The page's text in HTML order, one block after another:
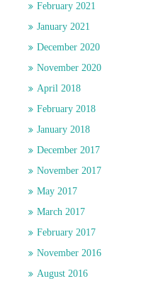
February 2021
January 2021
December 2020
November 2020
April 2018
February 2018
January 2018
December 2017
November 2017
May 2017
March 2017
February 2017
November 2016
August 2016